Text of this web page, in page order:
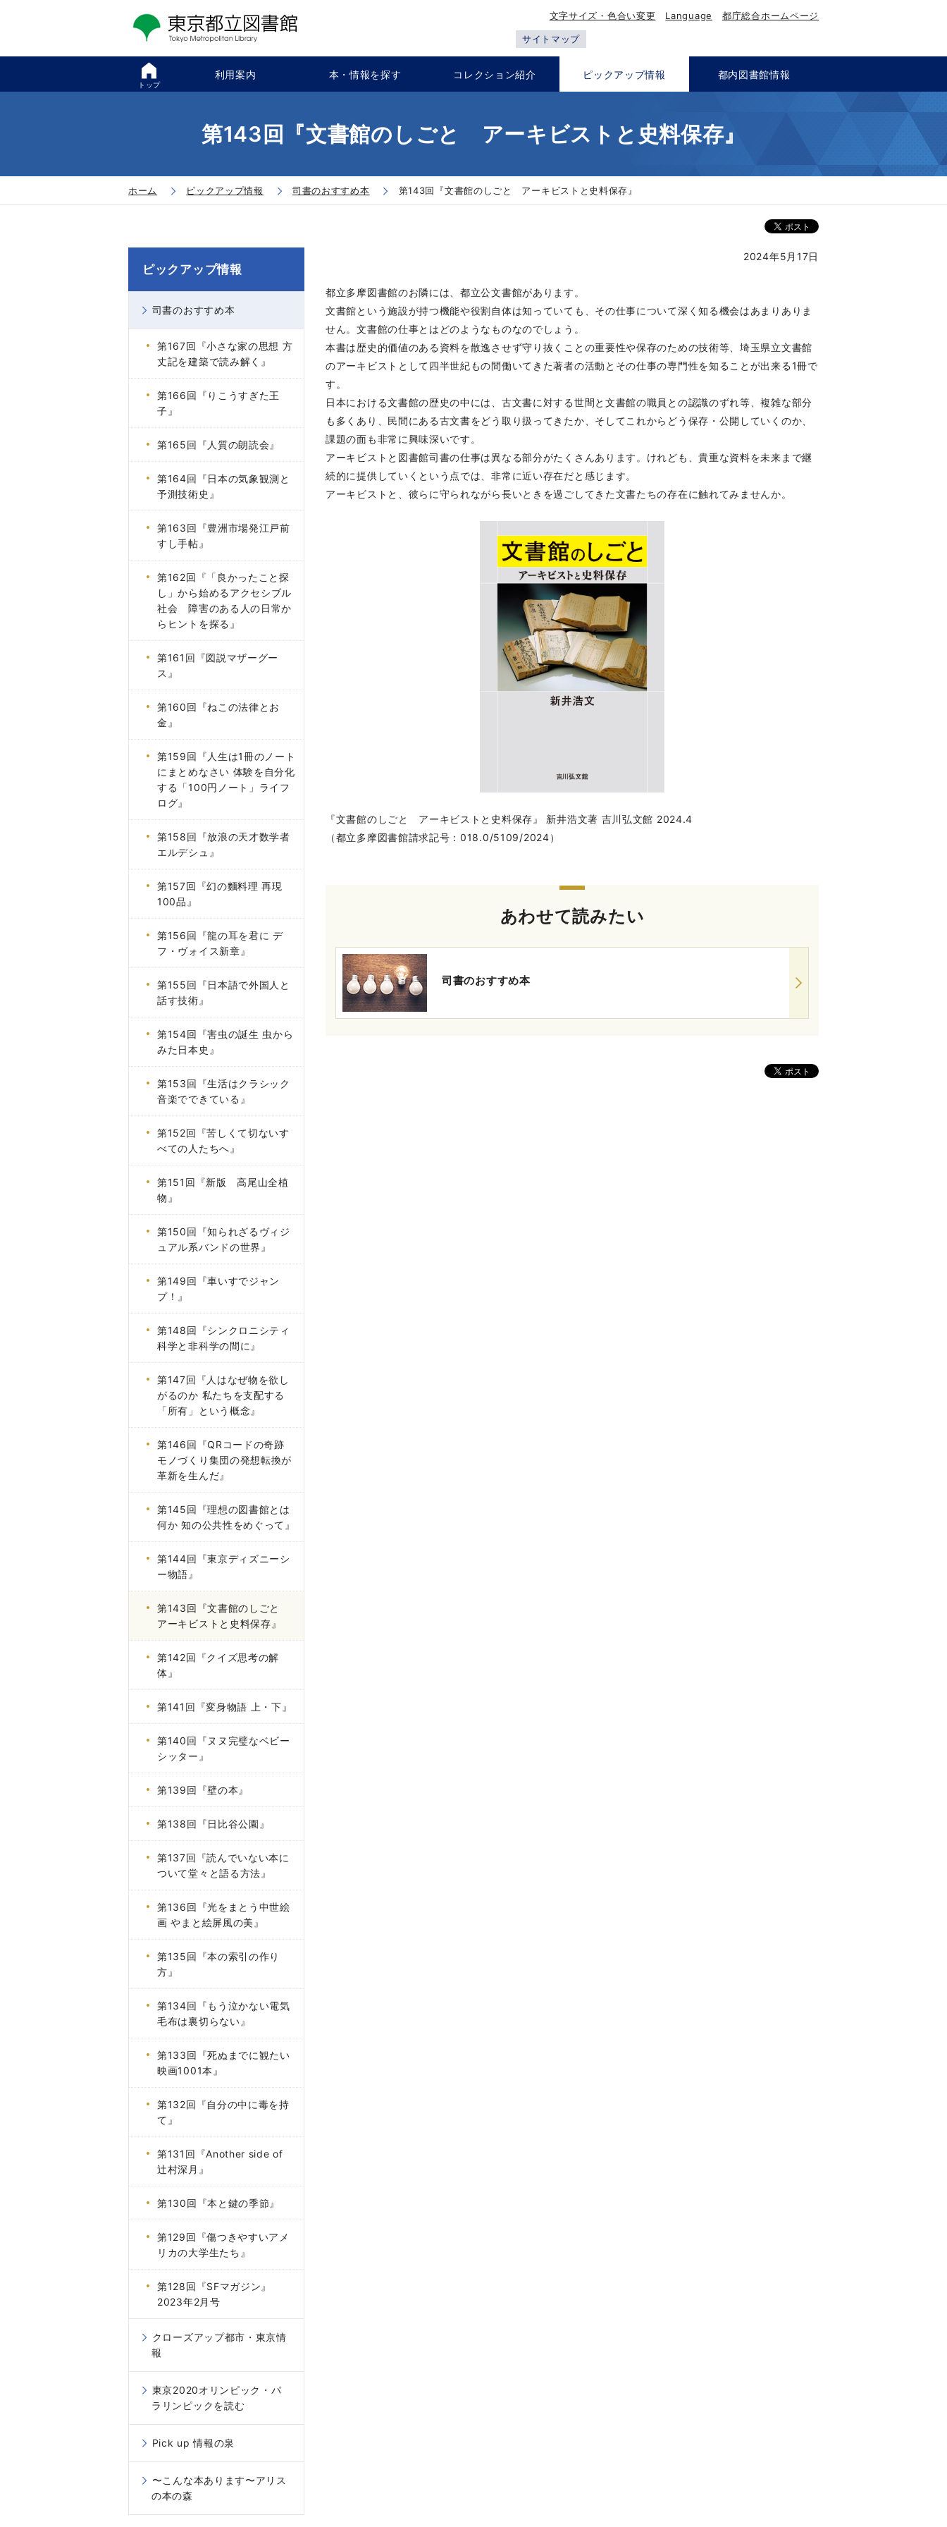
文字サイズ・色合い変更 Language 都庁総合ホームページ
サイトマップ
トップ
利用案内 本・情報を探す コレクション紹介 ピックアップ情報 都内図書館情報
第143回『文書館のしごと アーキビストと史料保存』
ホーム ピックアップ情報 司書のおすすめ本 第143回『文書館のしごと アーキビストと史料保存』
2024年5月17日
都立多摩図書館のお隣には、都立公文書館があります。
文書館という施設が持つ機能や役割自体は知っていても、その仕事について深く知る機会はあまりありま
せん。文書館の仕事とはどのようなものなのでしょう。
本書は歴史的価値のある資料を散逸させず守り抜くことの重要性や保存のための技術等、埼玉県立文書館
のアーキビストとして四半世紀もの間働いてきた著者の活動とその仕事の専門性を知ることが出来る1冊で
す。
日本における文書館の歴史の中には、古文書に対する世間と文書館の職員との認識のずれ等、複雑な部分
も多くあり、民間にある古文書をどう取り扱ってきたか、そしてこれからどう保存・公開していくのか、
課題の面も非常に興味深いです。
アーキビストと図書館司書の仕事は異なる部分がたくさんあります。けれども、貴重な資料を未来まで継
続的に提供していくという点では、非常に近い存在だと感じます。
アーキビストと、彼らに守られながら長いときを過ごしてきた文書たちの存在に触れてみませんか。
『文書館のしごと アーキビストと史料保存』 新井浩文著 吉川弘文館 2024.4
（都立多摩図書館請求記号：018.0/5109/2024）
あわせて読みたい
司書のおすすめ本
ピックアップ情報
司書のおすすめ本
第167回『小さな家の思想 方
丈記を建築で読み解く』
第166回『りこうすぎた王
子』
第165回『人質の朗読会』
第164回『日本の気象観測と
予測技術史』
第163回『豊洲市場発江戸前
すし手帖』
第162回『「良かったこと探
し」から始めるアクセシブル
社会 障害のある人の日常か
らヒントを探る』
第161回『図説マザーグー
ス』
第160回『ねこの法律とお
金』
第159回『人生は1冊のノート
にまとめなさい 体験を自分化
する「100円ノート」ライフ
ログ』
第158回『放浪の天才数学者
エルデシュ』
第157回『幻の麵料理 再現
100品』
第156回『龍の耳を君に デ
フ・ヴォイス新章』
第155回『日本語で外国人と
話す技術』
第154回『害虫の誕生 虫から
みた日本史』
第153回『生活はクラシック
音楽でできている』
第152回『苦しくて切ないす
べての人たちへ』
第151回『新版 高尾山全植
物』
第150回『知られざるヴィジ
ュアル系バンドの世界』
第149回『車いすでジャン
プ！』
第148回『シンクロニシティ
科学と非科学の間に』
第147回『人はなぜ物を欲し
がるのか 私たちを支配する
「所有」という概念』
第146回『QRコードの奇跡
モノづくり集団の発想転換が
革新を生んだ』
第145回『理想の図書館とは
何か 知の公共性をめぐって』
第144回『東京ディズニーシ
ー物語』
第143回『文書館のしごと
アーキビストと史料保存』
第142回『クイズ思考の解
体』
第141回『変身物語 上・下』
第140回『ヌヌ完璧なベビー
シッター』
第139回『壁の本』
第138回『日比谷公園』
第137回『読んでいない本に
ついて堂々と語る方法』
第136回『光をまとう中世絵
画 やまと絵屏風の美』
第135回『本の索引の作り
方』
第134回『もう泣かない電気
毛布は裏切らない』
第133回『死ぬまでに観たい
映画1001本』
第132回『自分の中に毒を持
て』
第131回『Another side of
辻村深月』
第130回『本と鍵の季節』
第129回『傷つきやすいアメ
リカの大学生たち』
第128回『SFマガジン』
2023年2月号
クローズアップ都市・東京情
報
東京2020オリンピック・パ
ラリンピックを読む
Pick up 情報の泉
〜こんな本あります〜アリス
の本の森